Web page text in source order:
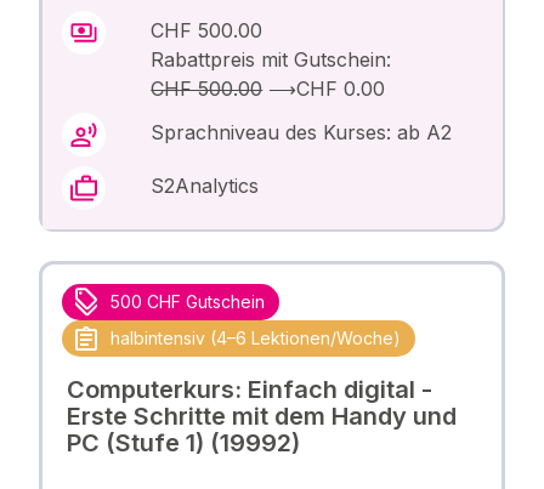
CHF 500.00
Rabattpreis mit Gutschein:
CHF 500.00⟶CHF 0.00
Sprachniveau des Kurses: ab A2
S2Analytics
500 CHF Gutschein
halbintensiv (4–6 Lektionen/Woche)
Computerkurs: Einfach digital -
Erste Schritte mit dem Handy und
PC (Stufe 1) (19992)